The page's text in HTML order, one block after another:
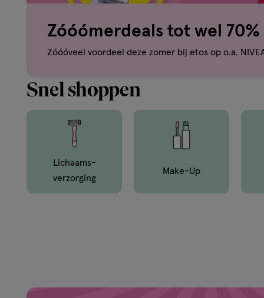
voelen.
Van
binnen
Zóóómerdeals tot wel
Zóóóveel voordeel deze zomer bij etos op o.a.
Snel shoppen
Lichaams­
Verzorging
Make-Up